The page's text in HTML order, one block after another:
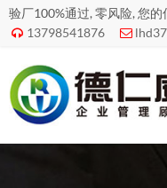
验厂100%通过, 零风险, 您的
 13798541876 